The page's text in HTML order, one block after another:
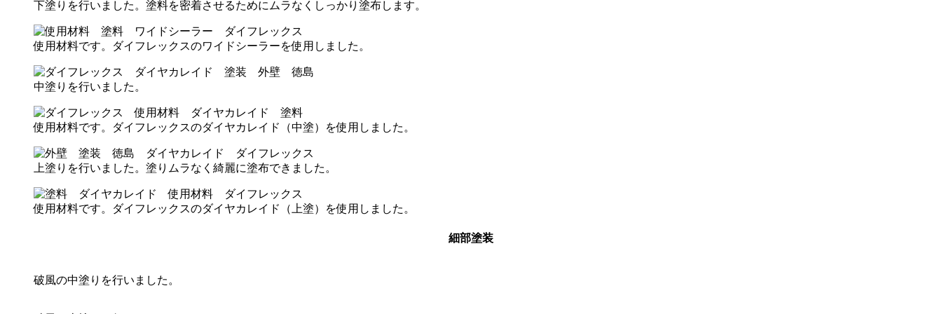
下塗りを行いました。塗料を密着させるためにムラなくしっかり塗布します。
使用材料です。ダイフレックスのワイドシーラーを使用しました。
中塗りを行いました。
使用材料です。ダイフレックスのダイヤカレイド（中塗）を使用しました。
上塗りを行いました。塗りムラなく綺麗に塗布できました。
使用材料です。ダイフレックスのダイヤカレイド（上塗）を使用しました。
細部塗装
破風の中塗りを行いました。